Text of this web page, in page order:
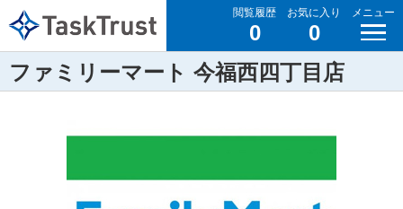
閲覧履歴
0
お気に入り
0
メニュー
ファミリーマート 今福西四丁目店